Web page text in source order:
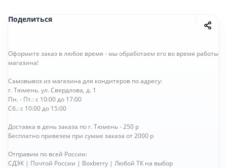
Поделиться
Оформите заказ в любое время - мы обработаем его во время работы
магазина!
Самовывоз из магазина для кондитеров по адресу:
г. Тюмень. ул. Свердлова, д. 1
Пн. - Пт.: с 10:00 до 17:00
Сб.: с 10:00 до 15:00
Доставка в день заказа по г. Тюмень - 250 р
Бесплатно привезем при сумме заказа от 2000 р
Отправим по всей России:
СДЭК | Почтой России | Boxberry | Любой ТК на выбор